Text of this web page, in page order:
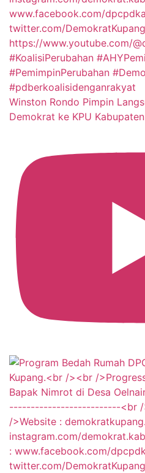
Winston Rondo Pimpin
Demokrat ke KPU